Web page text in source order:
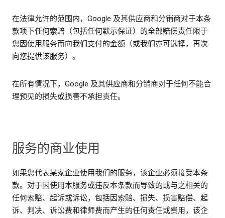
在法律允许的范围内，Google 及其供应商和分销商对于本条
款项下任何索赔（包括任何默示保证）的全部赔偿责任限于
您因使用服务而向我们支付的金额（或我们亦可选择，再次
向您提供该服务）。
在所有情况下，Google 及其供应商和分销商对于任何不能合
理预见的损失或损害不承担责任。
服务的商业使用
如果您代表某家企业使用我们的服务，该企业必须接受本条
款。对于因使用本服务或违反本条款而导致的或与之相关的
任何索赔、起诉或诉讼，包括因索赔、损失、损害赔偿、起
诉、判决、诉讼费和律师费而产生的任何责任或费用，该企